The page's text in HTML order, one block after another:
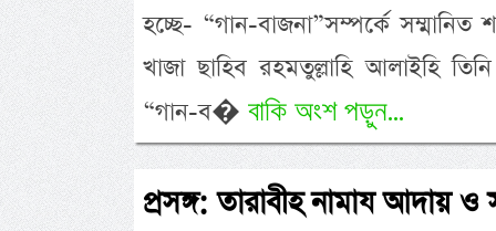
হচ্ছে- “গান-বাজনা”সম্পর্কে
খাজা ছাহিব রহমতুল্লাহি আলাইহি
“গান-ব� বাকি অংশ পড়ুন...
প্রসঙ্গ: তারাবীহ নামায আদায় ও